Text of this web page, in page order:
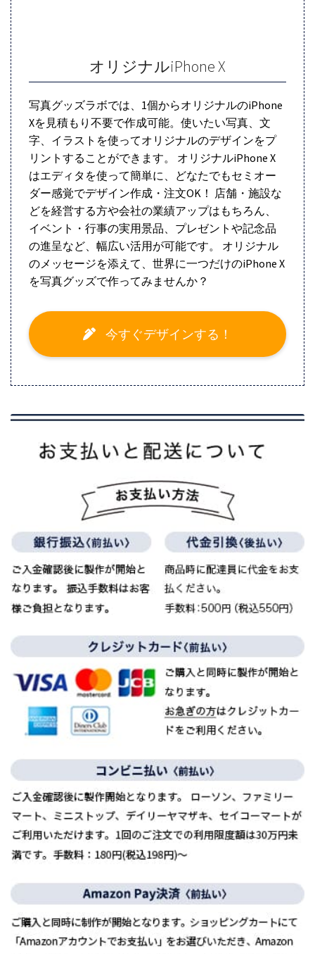
オリジナルiPhone X
写真グッズラボでは、1個からオリジナルのiPhone
Xを見積もり不要で作成可能。使いたい写真、文
字、イラストを使ってオリジナルのデザインをプ
リントすることができます。 オリジナルiPhone X
はエディタを使って簡単に、どなたでもセミオー
ダー感覚でデザイン作成・注文OK！ 店舗・施設な
どを経営する方や会社の業績アップはもちろん、
イベント・行事の実用景品、プレゼントや記念品
の進呈など、幅広い活用が可能です。 オリジナル
のメッセージを添えて、世界に一つだけのiPhone X
を写真グッズで作ってみませんか？
今すぐデザインする！